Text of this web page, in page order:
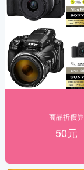
商品折價券
50元